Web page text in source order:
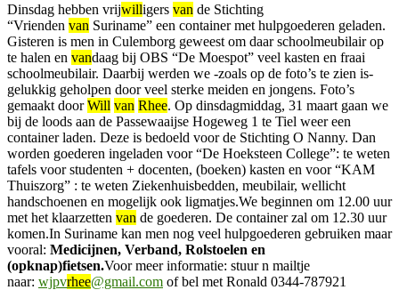
Dinsdag hebben vrijwilligers van de Stichting
“Vrienden van Suriname” een container met hulpgoederen geladen.
Gisteren is men in Culemborg geweest om daar schoolmeubilair op
te halen en vandaag bij OBS “De Moespot” veel kasten en fraai
schoolmeubilair. Daarbij werden we -zoals op de foto’s te zien is-
gelukkig geholpen door veel sterke meiden en jongens. Foto’s
gemaakt doorWill van Rhee. Op dinsdagmiddag, 31 maart gaan we
bij de loods aan de Passewaaijse Hogeweg 1 te Tiel weer een
container laden. Deze is bedoeld voor de Stichting O Nanny. Dan
worden goederen ingeladen voor “De Hoeksteen College”: te weten
tafels voor studenten + docenten, (boeken) kasten en voor “KAM
Thuiszorg” : te weten Ziekenhuisbedden, meubilair, wellicht
handschoenen en mogelijk ook ligmatjes.We beginnen om 12.00 uur
met het klaarzetten van de goederen. De container zal om 12.30 uur
komen.In Suriname kan men nog veel hulpgoederen gebruiken maar
vooral: Medicijnen, Verband, Rolstoelen en
(opknap)fietsen.Voor meer informatie: stuur n mailtje
naar: wjpvrhee@gmail.com of bel met Ronald 0344-787921